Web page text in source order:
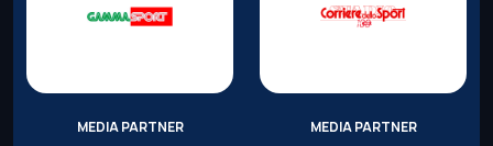
MEDIA PARTNER MEDIA PARTNER